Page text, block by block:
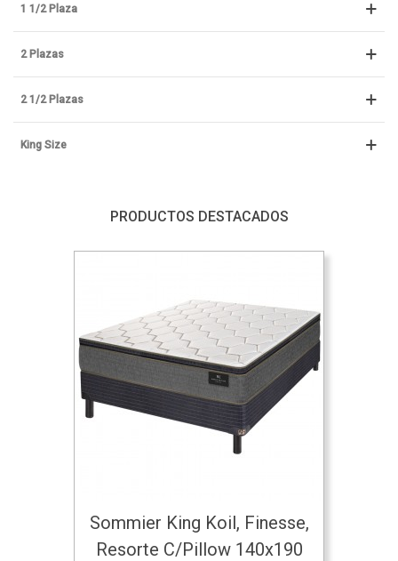
1 1/2 Plaza
2 Plazas
2 1/2 Plazas
King Size
PRODUCTOS DESTACADOS
Sommier King Koil, Finesse,
Resorte C/pillow 140x190